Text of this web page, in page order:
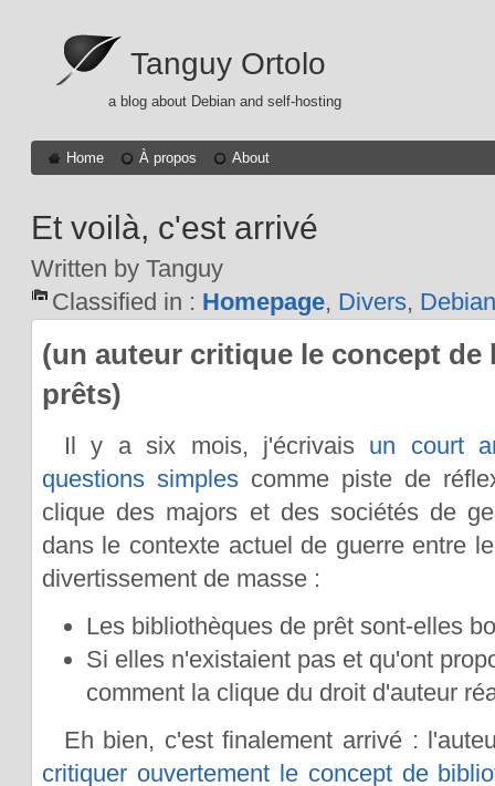
Tanguy Ortolo
a blog about Debian and self-hosting
Home À propos About
Et voilà, c'est arrivé
Written by Tanguy
Classified in : Homepage, Divers,
(un auteur critique le concept de
prêts)
Il y a six mois, j'écrivais un court
questions simplescomme piste de
clique des majors et des sociétés de
dans le contexte actuel de guerre entre
divertissement de masse :
Les bibliothèques de prêt sont-elles
Si elles n'existaient pas et qu'ont
comment la clique du droit d'auteur
Eh bien, c'est finalement arrivé :
critiquer ouvertement le concept de